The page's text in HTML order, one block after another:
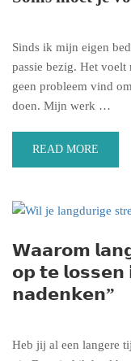
Sinds ik mijn eigen
passie bezig. Het
geen probleem vind
doen. Mijn werk …
READ MORE
𝗪𝗮𝗮𝗿𝗼𝗺
𝗼𝗽 𝘁𝗲 𝗹𝗼𝘀𝘀𝗲𝗻
𝗻𝗮𝗱𝗲𝗻𝗸𝗲𝗻”
Heb jij al een langere